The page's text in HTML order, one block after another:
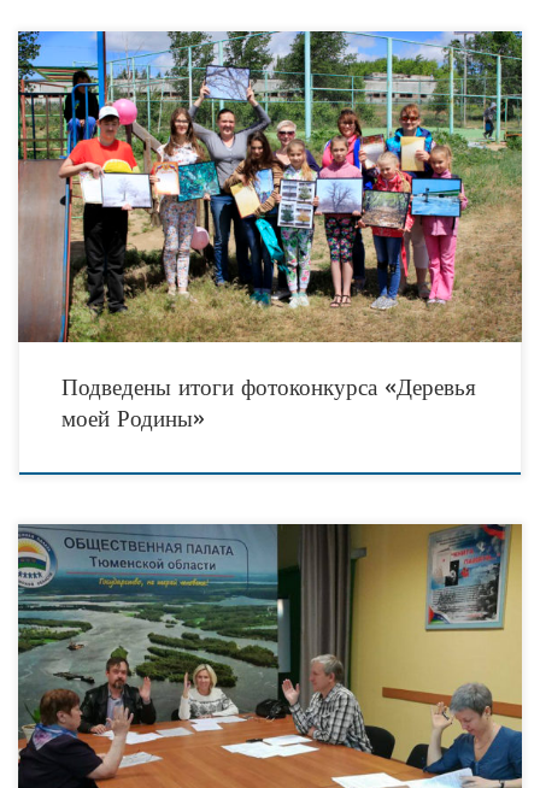
3 июня 2017, несмотря на ветреную погоду, состоялось награждение
победителей фотоконкурса «Деревья моей Родины». За 1, 2 и 3 места ребята
получили рюкзаки, за 4
Подведены итоги фотоконкурса «Деревья
моей Родины»
В минувшую пятницу 02 июня Комиссия по поддержке СО НКО, развитию
благотворительности и волонтерского движения Общественной палаты
Тюменской области провела свое второе заседание. Сначала общественники